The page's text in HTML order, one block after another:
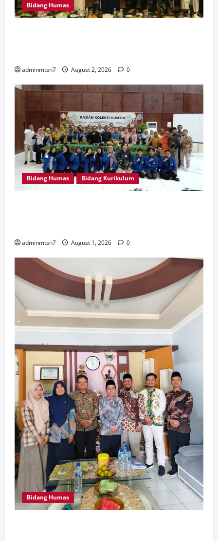
Bidang Humas
adminmtsn7 August 2, 2026 0
Bidang Humas Bidang Kurikulum
adminmtsn7 August 1, 2026 0
Bidang Humas